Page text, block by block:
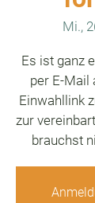
Mi.,
Es ist ganz
per E-Mail
Einwahllink
zur
brauchst